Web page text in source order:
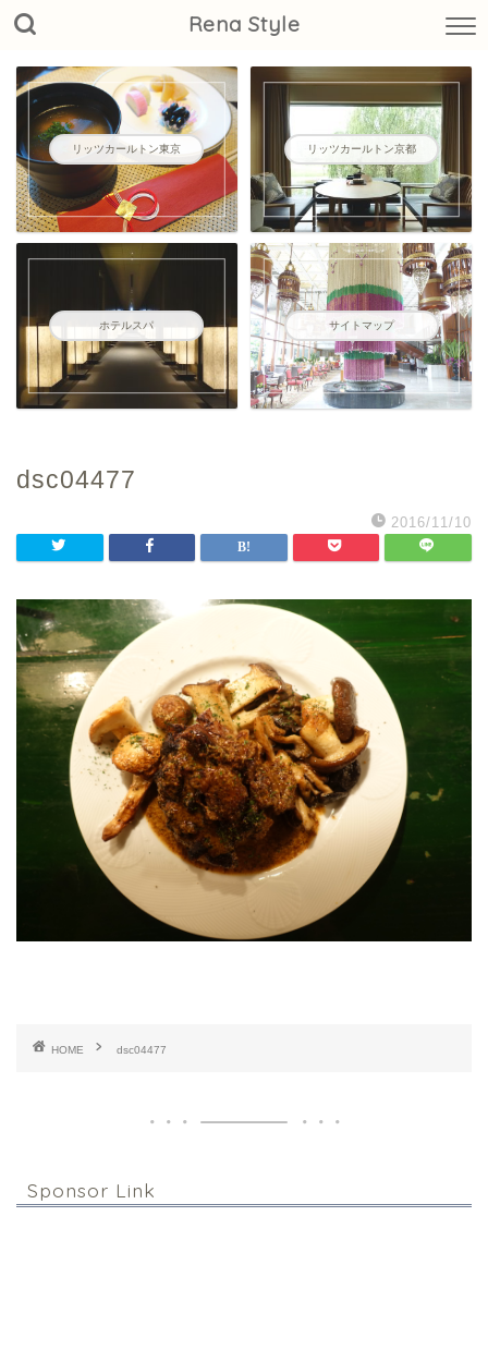
Rena Style
リッツカールトン東京 リッツカールトン京都
ホテルスパ サイトマップ
dsc04477
2016/11/10
HOME dsc04477
Sponsor Link